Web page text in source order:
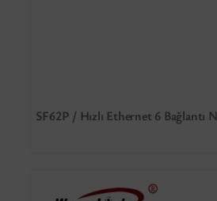
SF62P / Hızlı Ethernet 6 Bağlantı